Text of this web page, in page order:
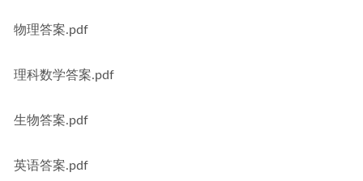
物理答案.pdf
理科数学答案.pdf
生物答案.pdf
英语答案.pdf